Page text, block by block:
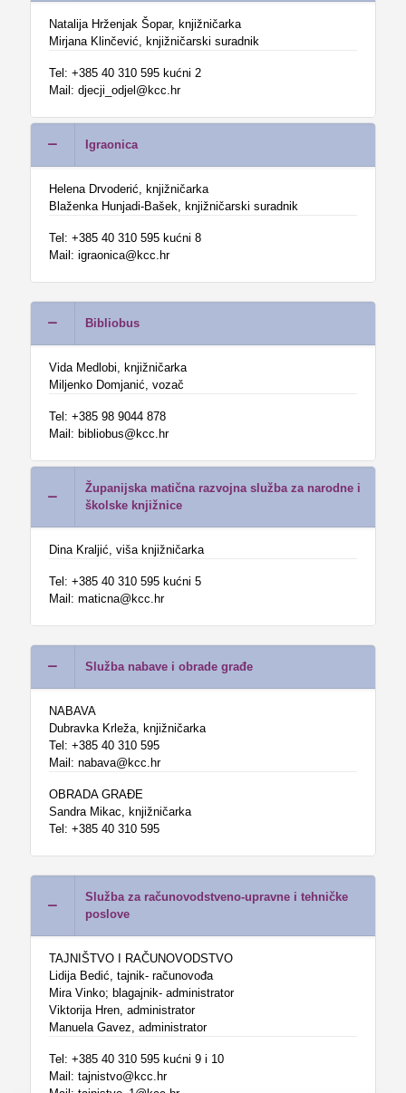
Natalija Hrženjak Šopar, knjižničarka
Mirjana Klinčević, knjižničarski suradnik
Tel: +385 40 310 595 kućni 2
Mail: djecji_odjel@kcc.hr
Igraonica
Helena Drvoderić, knjižničarka
Blaženka Hunjadi-Bašek, knjižničarski suradnik
Tel: +385 40 310 595 kućni 8
Mail: igraonica@kcc.hr
Bibliobus
Vida Medlobi, knjižničarka
Miljenko Domjanić, vozač
Tel: +385 98 9044 878
Mail: bibliobus@kcc.hr
Županijska matična razvojna služba za narodne i
školske knjižnice
Dina Kraljić, viša knjižničarka
Tel: +385 40 310 595 kućni 5
Mail: maticna@kcc.hr
Služba nabave i obrade građe
NABAVA
Dubravka Krleža, knjižničarka
Tel: +385 40 310 595
Mail: nabava@kcc.hr
OBRADA GRAĐE
Sandra Mikac, knjižničarka
Tel: +385 40 310 595
Služba za računovodstveno-upravne i tehničke
poslove
TAJNIŠTVO I RAČUNOVODSTVO
Lidija Bedić, tajnik- računovođa
Mira Vinko; blagajnik- administrator
Viktorija Hren, administrator
Manuela Gavez, administrator
Tel: +385 40 310 595 kućni 9 i 10
Mail: tajnistvo@kcc.hr